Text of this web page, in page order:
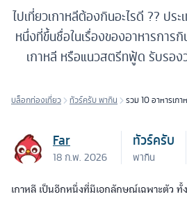
ไปเที่ยวเกาหลีต้องกินอะไรดี ?? ประ
หนึ่งที่ขึ้นชื่อในเรื่องของอาหารการกิ
เกาหลี หรือแนวสตรีทฟู้ด รับรอง
บล็อกท่องเที่ยว ทัวร์ครับ พากิน
รวม 10 อาหารเก
Far
18 ก.พ. 2026
ทัวร์ครับ
พากิน
เกาหลี เป็นอีกหนึ่งที่มีเอกลักษณ์เฉพาะตัว ทั้